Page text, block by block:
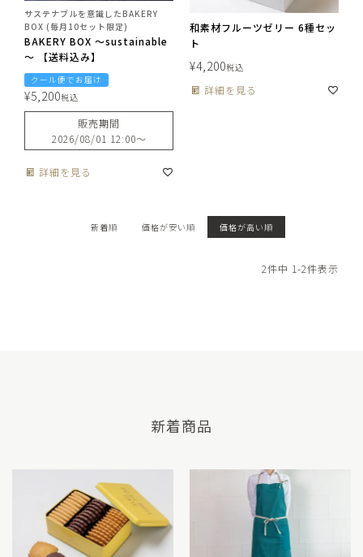
サステナブルを意識したBAKERY
BOX (毎月10セット限定)
BAKERY BOX ～sustainable
～ 【送料込み】
クール便でお届け
¥5,200税込
販売期間
2026/08/01 12:00〜
詳細を見る
和素材フルーツゼリー 6種セッ
ト
¥4,200税込
詳細を見る
新着順 価格が安い順 価格が高い順
2件中 1-2件表示
新着商品